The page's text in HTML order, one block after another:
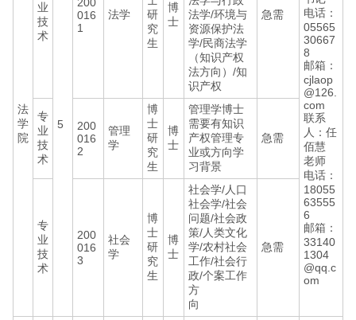
法
学
院
业
技
术
5
016
1
法学
研
究
生
博
士
法学/环境与
资源保护法
学/民商法学
（知识产权
法方向）/知
识产权
急需
电话：
05565
30667
8
邮箱：
cjlaop
@126.
com
联系
人：任
佰慧
老师
电话：
18055
63555
6
邮箱：
33140
1304
@qq.c
om
专
业
技
术
200
016
2
管理
学
博
士
研
究
生
博
士
管理学博士
需要有知识
产权管理专
业或方向学
习背景
急需
专
业
技
术
200
016
3
社会
学
博
士
研
究
生
博
士
社会学/人口
社会学/社会
问题/社会政
策/人类文化
学/农村社会
工作/社会行
政/个案工作
方
向
急需